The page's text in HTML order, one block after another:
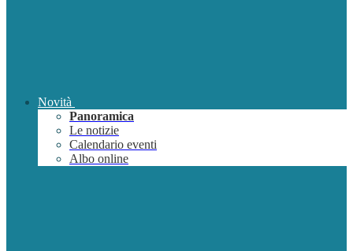
Novità
Panoramica
Le notizie
Calendario eventi
Albo online